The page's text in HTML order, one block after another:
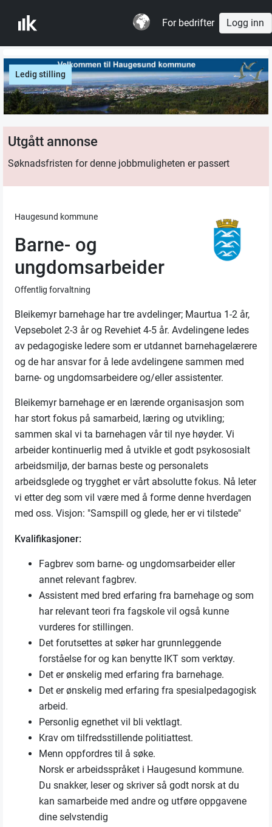
For bedrifter Logg inn
Ledig stilling
Utgått annonse
Søknadsfristen for denne jobbmuligheten er passert
Haugesund kommune
Barne- og
ungdomsarbeider
Offentlig forvaltning
Bleikemyr barnehage har tre avdelinger; Maurtua 1-2 år,
Vepsebolet 2-3 år og Revehiet 4-5 år. Avdelingene ledes
av pedagogiske ledere som er utdannet barnehagelærere
og de har ansvar for å lede avdelingene sammen med
barne- og ungdomsarbeidere og/eller assistenter.
Bleikemyr barnehage er en lærende organisasjon som
har stort fokus på samarbeid, læring og utvikling;
sammen skal vi ta barnehagen vår til nye høyder. Vi
arbeider kontinuerlig med å utvikle et godt psykososialt
arbeidsmiljø, der barnas beste og personalets
arbeidsglede og trygghet er vårt absolutte fokus. Nå leter
vi etter deg som vil være med å forme denne hverdagen
med oss. Visjon: "Samspill og glede, her er vi tilstede"
Kvalifikasjoner:
Fagbrev som barne- og ungdomsarbeider eller
annet relevant fagbrev.
Assistent med bred erfaring fra barnehage og som
har relevant teori fra fagskole vil også kunne
vurderes for stillingen.
Det forutsettes at søker har grunnleggende
forståelse for og kan benytte IKT som verktøy.
Det er ønskelig med erfaring fra barnehage.
Det er ønskelig med erfaring fra spesialpedagogisk
arbeid.
Personlig egnethet vil bli vektlagt.
Krav om tilfredsstillende politiattest.
Menn oppfordres til å søke.
Norsk er arbeidsspråket i Haugesund kommune.
Du snakker, leser og skriver så godt norsk at du
kan samarbeide med andre og utføre oppgavene
dine selvstendig